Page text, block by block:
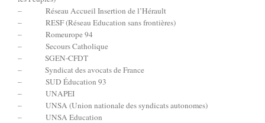
– Réseau Accueil Insertion de l’Hérault
– RESF (Réseau Education sans frontières)
– Romeurope 94
– Secours Catholique
– SGEN-CFDT
– Syndicat des avocats de France
– SUD Éducation 93
– UNAPEI
– UNSA (Union nationale des syndicats autonomes)
– UNSA Education